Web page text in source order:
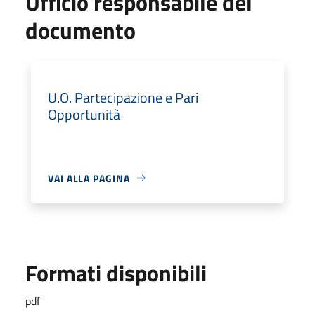
documento
U.O. Partecipazione e Pari
Opportunità
VAI ALLA PAGINA
Formati disponibili
pdf